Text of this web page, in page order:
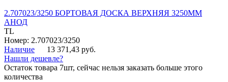
2.707023/3250 БОРТОВАЯ ДОСКА ВЕРХНЯЯ 3250ММ
АНОД
TL
Номер: 2.707023/3250
Наличие
13 371,43 руб.
Нашли дешевле?
Остаток товара 7шт, сейчас нельзя заказать больше этого
количества